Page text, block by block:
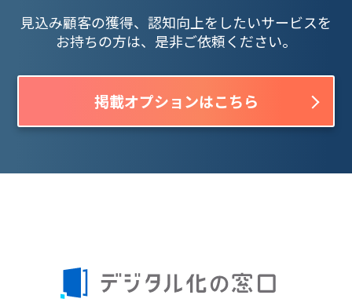
見込み顧客の獲得、認知向上をしたいサービスを
お持ちの方は、是非ご依頼ください。
掲載オプションはこちら